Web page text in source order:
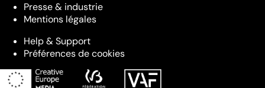
Presse & industrie
Mentions légales
Help & Support
Préférences de cookies